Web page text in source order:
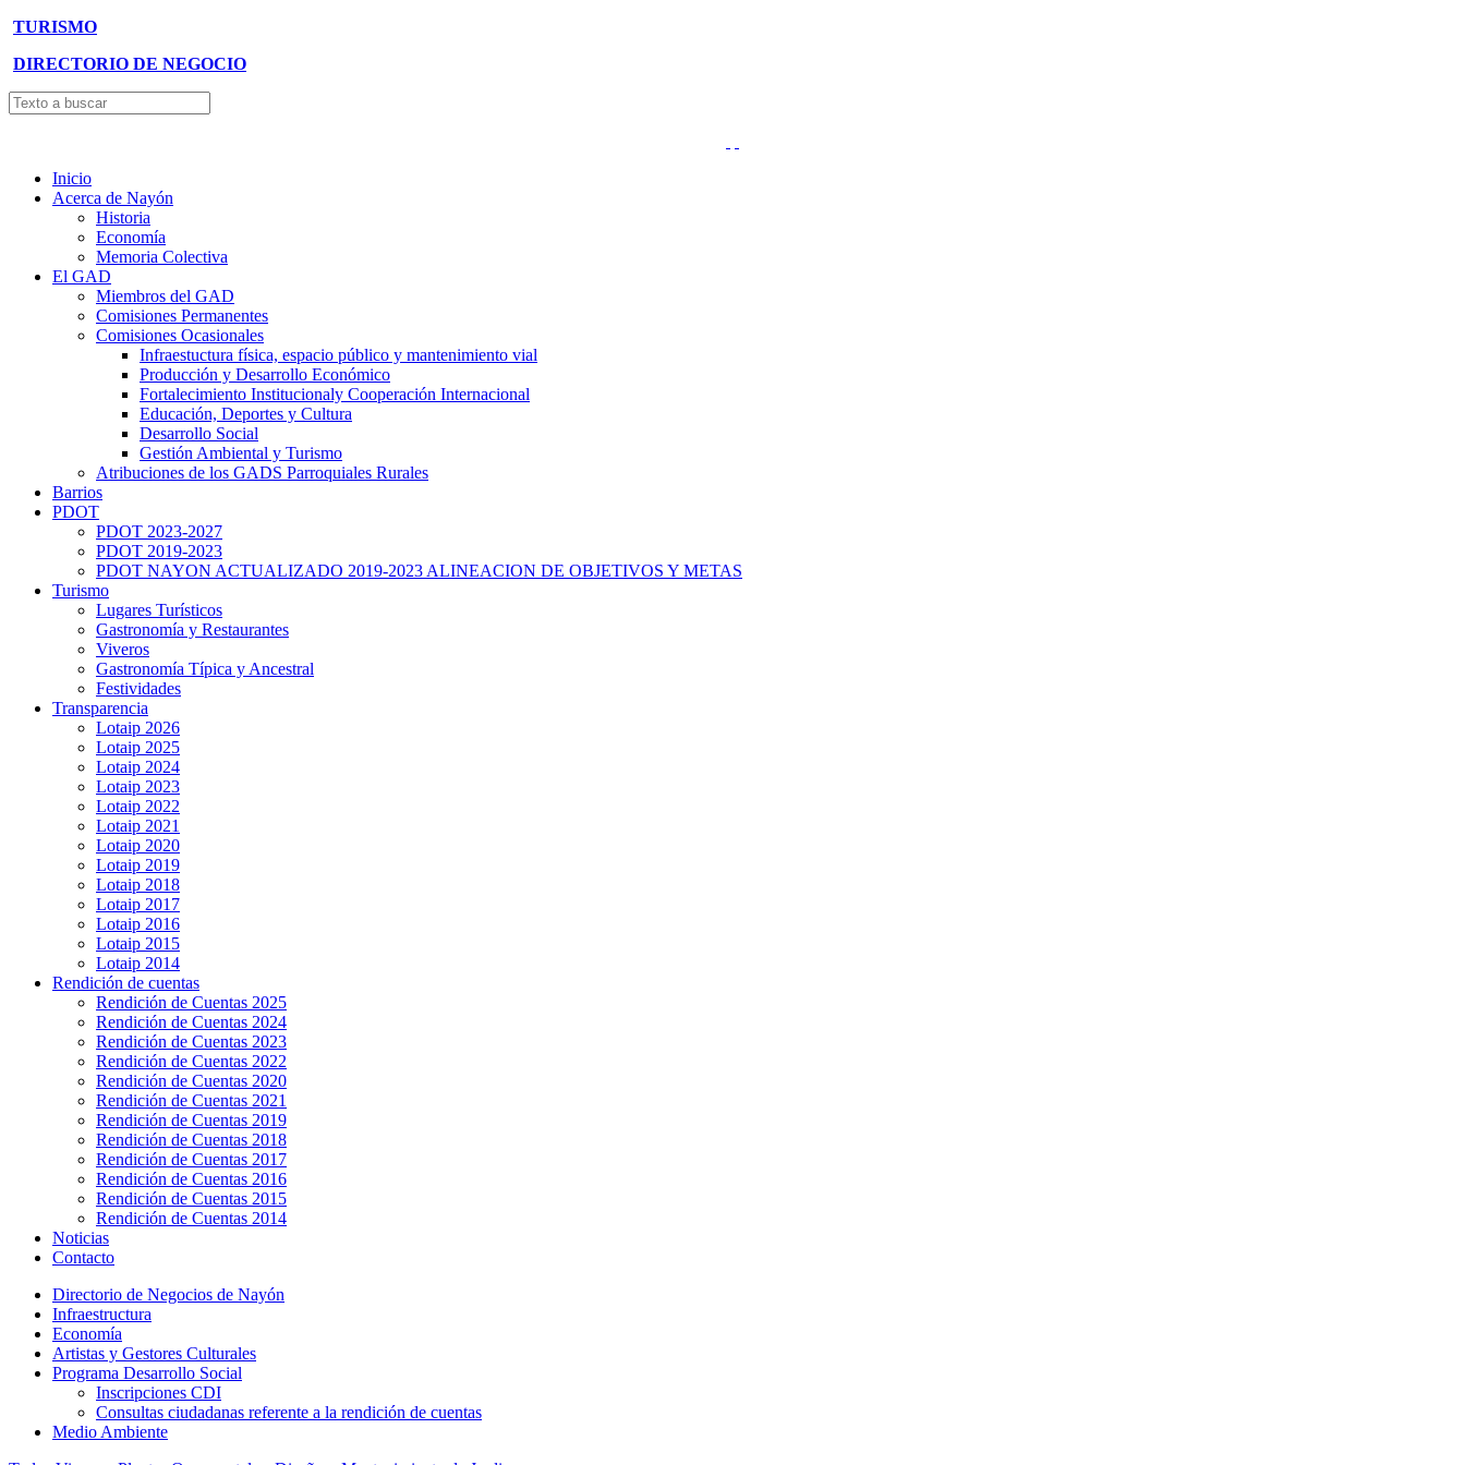
TURISMO
DIRECTORIO DE NEGOCIO
Inicio
Acerca de Nayón
Historia
Economía
Memoria Colectiva
El GAD
Miembros del GAD
Comisiones Permanentes
Comisiones Ocasionales
Infraestuctura física, espacio público y mantenimiento vial
Producción y Desarrollo Económico
Fortalecimiento Institucionaly Cooperación Internacional
Educación, Deportes y Cultura
Desarrollo Social
Gestión Ambiental y Turismo
Atribuciones de los GADS Parroquiales Rurales
Barrios
PDOT
PDOT 2023-2027
PDOT 2019-2023
PDOT NAYON ACTUALIZADO 2019-2023 ALINEACION DE OBJETIVOS Y METAS
Turismo
Lugares Turísticos
Gastronomía y Restaurantes
Viveros
Gastronomía Típica y Ancestral
Festividades
Transparencia
Lotaip 2026
Lotaip 2025
Lotaip 2024
Lotaip 2023
Lotaip 2022
Lotaip 2021
Lotaip 2020
Lotaip 2019
Lotaip 2018
Lotaip 2017
Lotaip 2016
Lotaip 2015
Lotaip 2014
Rendición de cuentas
Rendición de Cuentas 2025
Rendición de Cuentas 2024
Rendición de Cuentas 2023
Rendición de Cuentas 2022
Rendición de Cuentas 2020
Rendición de Cuentas 2021
Rendición de Cuentas 2019
Rendición de Cuentas 2018
Rendición de Cuentas 2017
Rendición de Cuentas 2016
Rendición de Cuentas 2015
Rendición de Cuentas 2014
Noticias
Contacto
Directorio de Negocios de Nayón
Infraestructura
Economía
Artistas y Gestores Culturales
Programa Desarrollo Social
Inscripciones CDI
Consultas ciudadanas referente a la rendición de cuentas
Medio Ambiente